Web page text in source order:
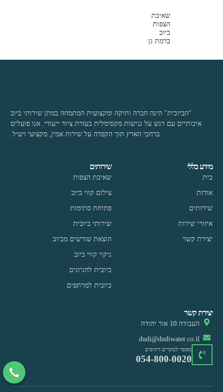
שאיבת
הצפות
ביוב
ברמת גן
"הביובית" הינה חברה ותיקה ומקצועית המתמחה במתן שירותי ביוב
איכותיים עם דגש על נגישות מקסימלית בעזרת ציוד ייעודי. אנו פועלים
ברחבי הארץ תוך הקפדה על שירות אמין, מקצועי ויעיל.
מידע כללי
בית
אודות
שירותים
איזורי שירות
יצירת קשר
שירותים
שאיבת הצפות
צילום קווי ביוב
פתיחת סתימות
שירותי ביובית
הוצאת שורשים מביוב
ניקוי קווי ביוב
ביובית לחניונים
ביובית למרתפים
יצירת קשר
העבודה 10 אור יהודה
dudi@dudiwater.co.il
מספר למקרים דחופים
054-800-0020